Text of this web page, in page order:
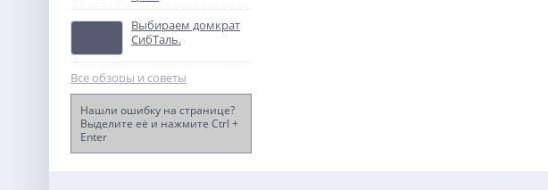
Сварочный полуавтомат
Ресанта САИПА-22В/160А
Выбираем домкрат
СибТаль.
Все обзоры и советы
Нашли ошибку на странице?
Выделите её и нажмите Ctrl +
Enter